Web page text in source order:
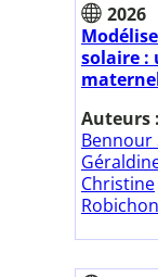
2026
solaire :
Auteurs :
Bennour
Christine